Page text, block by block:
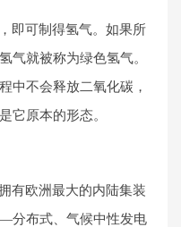
即可制得氢气。如果所
气就被称为绿色氢气。
中不会释放二氧化碳，
原本的形态。
有欧洲最大的内陆集装
分布式、气候中性发电